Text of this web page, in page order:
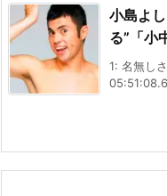
小島よ
る”「小
1: 名無し